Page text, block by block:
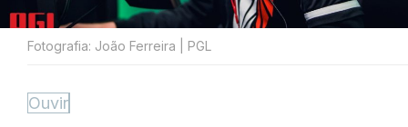
Fotografia: João Ferreira | PGL
Ouvir